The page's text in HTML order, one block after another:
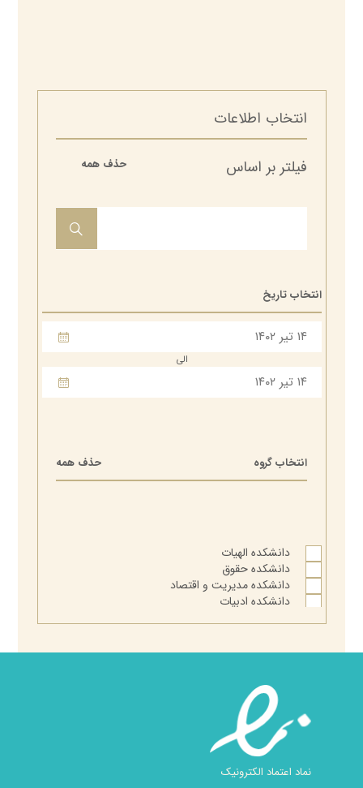
کرسی علمی ترویجی نقش هم‌افزایی نظریه‌های ارواحِ معانی، مقاصد
شریعت و هرمنوتیک در تحول علوم انسانی
بیشتر
کرسی علمی ترویجی تحلیل فقهی مفهوم هنر با کاربست اجتهاد در
معناشناسی
بیشتر
انتخاب اطلاعات
فیلتر بر اساس حذف همه
انتخاب تاریخ
الی
انتخاب گروه حذف همه
دانشکده الهیات
دانشکده حقوق
دانشکده مدیریت و اقتصاد
دانشکده ادبیات
نماد اعتماد الکترونیک